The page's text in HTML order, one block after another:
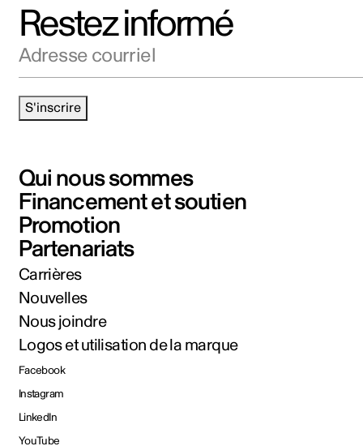
Restez informé
S'inscrire
Qui nous sommes
Financement et soutien
Promotion
Partenariats
Carrières
Nouvelles
Nous joindre
Logos et utilisation de la marque
Facebook
Instagram
LinkedIn
YouTube